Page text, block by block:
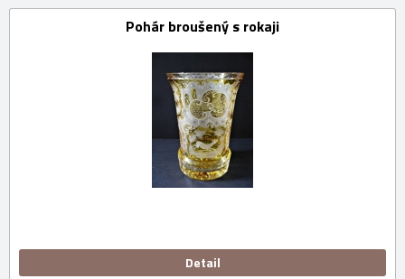
Pohár broušený s rokaji
Detail